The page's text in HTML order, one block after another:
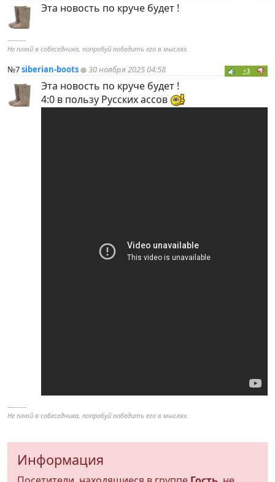
Эта новость по круче будет !
----------
Не плюй в собеседника, попробуй победить его в мыслях.
№7siberian-boots 30 ноября 2025 04:58 +3
Эта новость по круче будет !
4:0 в пользу Русских ассов
----------
Не плюй в собеседника, попробуй победить его в мыслях.
Информация